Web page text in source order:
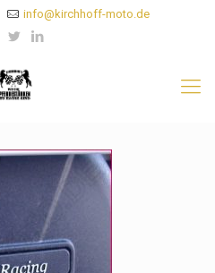
info@kirchhoff-moto.de